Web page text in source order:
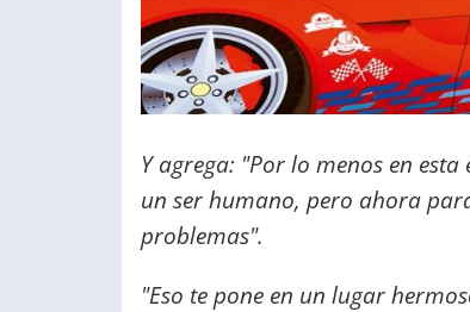
Y agrega: "Por lo menos en
un ser humano, pero ahora
problemas".
"Eso te pone en un lugar